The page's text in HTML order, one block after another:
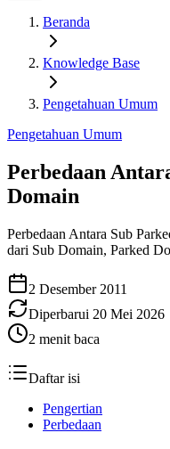
Beranda
Knowledge Base
Pengetahuan Umum
Pengetahuan Umum
Perbedaan
Domain
Perbedaan Antara Sub
dari Sub Domain, Parked
2 Desember 2011
Diperbarui 20 Mei 2026
2 menit baca
Daftar isi
Pengertian
Perbedaan